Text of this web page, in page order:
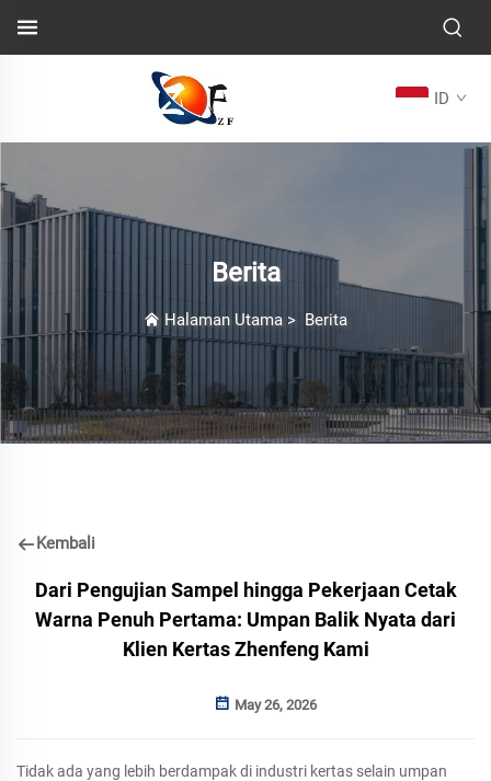
ID
Berita
Halaman Utama > Berita
Kembali
Dari Pengujian Sampel hingga Pekerjaan Cetak
Warna Penuh Pertama: Umpan Balik Nyata dari
Klien Kertas Zhenfeng Kami
May 26, 2026
Tidak ada yang lebih berdampak di industri kertas selain umpan